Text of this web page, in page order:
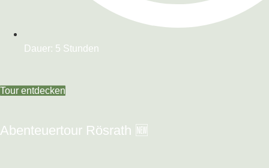
Dauer: 5 Stunden
Tour entdecken
Abenteuertour Rösrath 🆕